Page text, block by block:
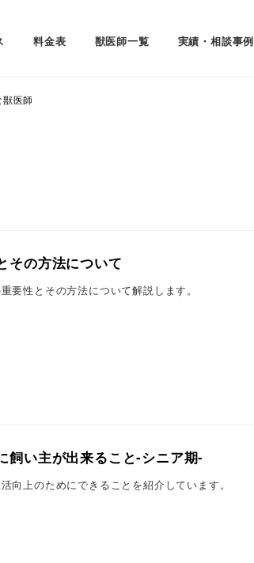
料金表 獣医師一覧 実績・相談事例
医師
その方法について
要性とその方法について解説します。
飼い主が出来ること-シニア期-
向上のためにできることを紹介しています。